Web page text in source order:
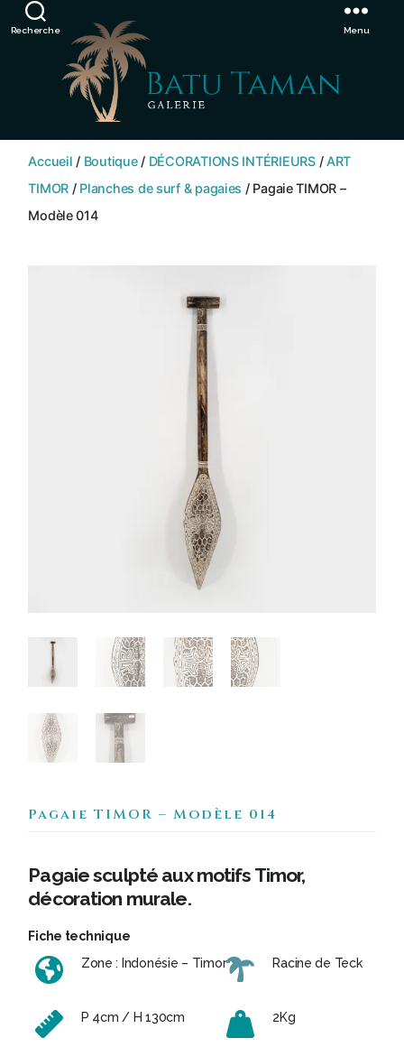
Showroom de Bali, décorations extérieurs et intérieurs Ignorer
Recherche
TAMAN
Menu
Accueil / Boutique/ DÉCORATIONS INTÉRIEURS/ART
TIMOR / Planches de surf & pagaies / Pagaie TIMOR –
Modèle 014
Pagaie TIMOR – Modèle 014
Pagaie sculpté aux motifs Timor,
décoration murale.
Fiche technique
Zone : Indonésie – Timor
P 4cm / H 130cm
Racine de Teck
2Kg